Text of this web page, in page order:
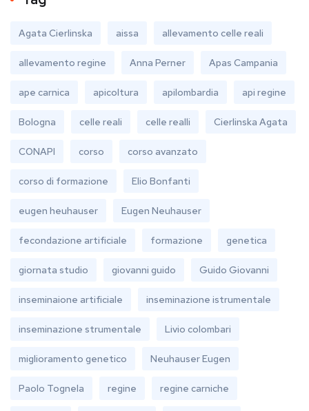
Agata Cierlinska aissa allevamento celle reali
allevamento regine Anna Perner Apas Campania
ape carnica apicoltura apilombardia api regine
Bologna celle reali celle realli Cierlinska Agata
CONAPI corso corso avanzato
corso di formazione Elio Bonfanti
eugen heuhauser Eugen Neuhauser
fecondazione artificiale formazione genetica
giornata studio giovanni guido Guido Giovanni
inseminaione artificiale inseminazione istrumentale
inseminazione strumentale Livio colombari
miglioramento genetico Neuhauser Eugen
Paolo Tognela regine regine carniche